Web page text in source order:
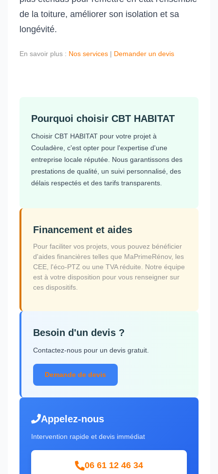
de la toiture, améliorer son isolation et sa
longévité.
En savoir plus : Nos services | Demander un devis
Pourquoi choisir CBT HABITAT
Choisir CBT HABITAT pour votre projet à
Couladère, c'est opter pour l'expertise d'une
entreprise locale réputée. Nous garantissons des
prestations de qualité, un suivi personnalisé, des
délais respectés et des tarifs transparents.
Financement et aides
Pour faciliter vos projets, vous pouvez bénéficier
d'aides financières telles que MaPrimeRénov, les
CEE, l'éco-PTZ ou une TVA réduite. Notre équipe
est à votre disposition pour vous renseigner sur
ces dispositifs.
Besoin d'un devis ?
Contactez-nous pour un devis gratuit.
Demande de devis
Appelez-nous
Intervention rapide et devis immédiat
06 61 12 46 34